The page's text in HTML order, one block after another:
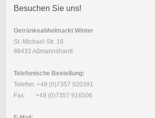
Besuchen Sie uns!
Getränkeabholmarkt Winter
St.-Michael-Str. 16
88433 Aßmannshardt
Telefonische Bestellung:
Telefon: +49 (0)7357 920391
Fax: +49 (0)7357 916506